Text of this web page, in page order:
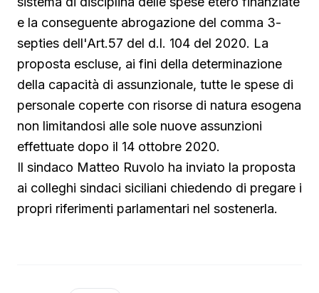
e la conseguente abrogazione del comma 3-
septies dell'Art.57 del d.l. 104 del 2020. La
proposta escluse, ai fini della determinazione
della capacità di assunzionale, tutte le spese di
personale coperte con risorse di natura esogena
non limitandosi alle sole nuove assunzioni
effettuate dopo il 14 ottobre 2020.
Il sindaco Matteo Ruvolo ha inviato la proposta
ai colleghi sindaci siciliani chiedendo di pregare i
propri riferimenti parlamentari nel sostenerla.